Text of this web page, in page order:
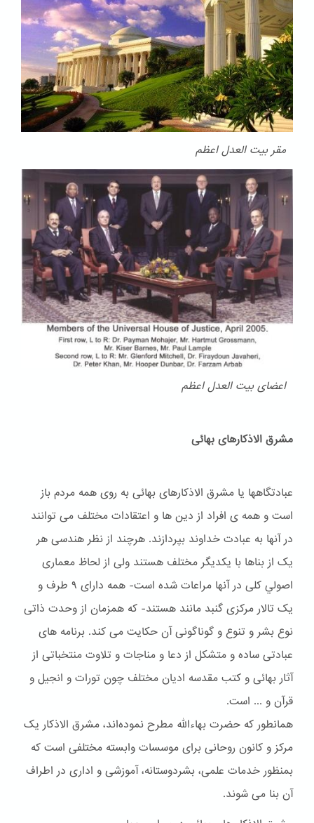
مقر بیت العدل اعظم
اعضای بیت العدل اعظم
مشرق الاذکارهای بهائی
عبادتگاهها یا مشرق الاذکارهای بهائی به روی همه مردم باز
است و همه ی افراد از دین ها و اعتقادات مختلف می توانند
در آنها به عبادت خداوند بپردازند. هرچند از نظر هندسی هر
یک از بناها با یکدیگر مختلف هستند ولی از لحاظ معماری
اصولي کلی در آنها مراعات شده است- همه دارای ۹ طرف و
یک تالار مرکزی گنبد مانند هستند- که همزمان از وحدت ذاتی
نوع بشر و تنوع و گوناگونی آن حکایت می کند. برنامه های
عبادتی ساده و متشکل از دعا و مناجات و تلاوت منتخباتی از
آثار بهائی و کتب مقدسه ادیان مختلف چون تورات و انجیل و
قرآن و ... است.
همانطور که حضرت بهاءالله مطرح نموده‌اند، مشرق الاذکار یک
مرکز و کانون روحانی برای موسسات وابسته مختلفی است که
بمنظور خدمات علمی، بشردوستانه، آموزشی و اداری در اطراف
آن بنا می شوند.